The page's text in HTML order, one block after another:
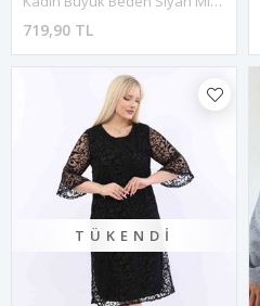
719,90 TL
TÜKENDI